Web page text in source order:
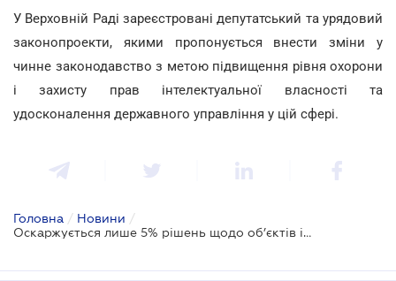
У Верховній Раді зареєстровані депутатський та урядовий
законопроекти, якими пропонується внести зміни у
чинне законодавство з метою підвищення рівня охорони
і захисту прав інтелектуальної власності та
удосконалення державного управління у цій сфері.
Головна / Новини /
Оскаржується лише 5% рішень щодо об’єктів інтелектуальної власності